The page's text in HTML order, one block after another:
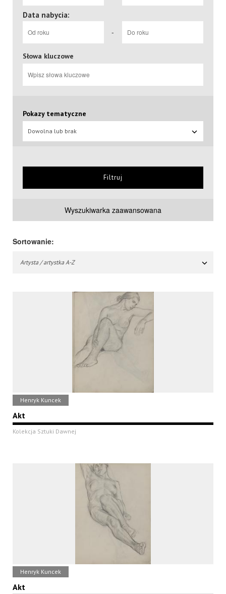
Data nabycia:
-
Słowa kluczowe
Pokazy tematyczne
Dowolna lub brak
Filtruj
Wyszukiwarka zaawansowana
Sortowanie:
Artysta / artystka A-Z
Henryk Kuncek
Akt
Kolekcja Sztuki Dawnej
Henryk Kuncek
Akt